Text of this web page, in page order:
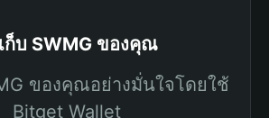
ก็บ SWMG ของคุณ
ของคุณอย่างมั่นใจโดยใช้
Bitget Wallet